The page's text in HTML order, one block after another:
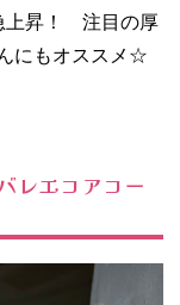
上昇！ 注目の厚
にもオススメ☆
レエコアコー